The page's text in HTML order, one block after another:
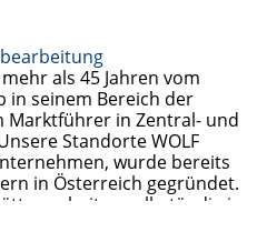
mehr als 45 Jahren vom
in seinem Bereich der
Marktführer in Zentral- und
Standorte WOLF
wurde bereits
in Österreich gegründet.
arbeiten selbständig in